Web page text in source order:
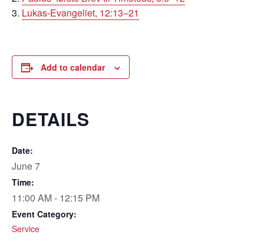
Lukas-Evangeliet, 12:13–21
Add to calendar
DETAILS
Date:
June 7
Time:
11:00 AM - 12:15 PM
Event Category:
Service